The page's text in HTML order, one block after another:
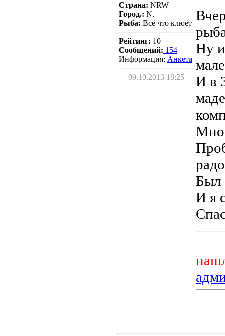
Страна: NRW
Город.: N.
Рыба: Всё что клюёт
Рейтинг: 10
Сообщений: 154
Информация: Aнкета
09.10.2013 18:25
Ну
И в
Был
И я